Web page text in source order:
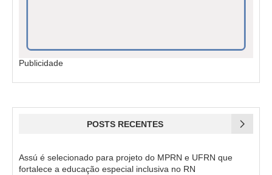
Publicidade
POSTS RECENTES
Assú é selecionado para projeto do MPRN e UFRN que
fortalece a educação especial inclusiva no RN